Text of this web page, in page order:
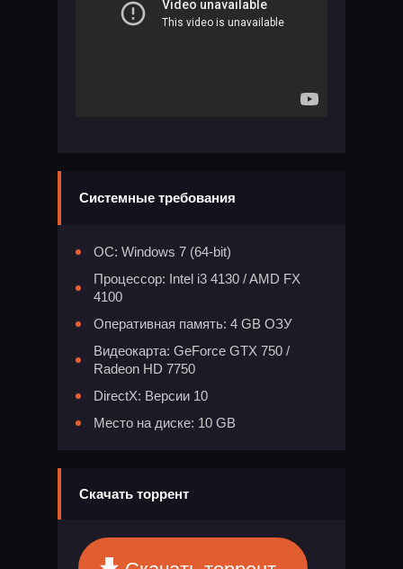
Системные требования
ОС: Windows 7 (64-bit)
Процессор: Intel i3 4130 / AMD FX
4100
Оперативная память: 4 GB ОЗУ
Видеокарта: GeForce GTX 750 /
Radeon HD 7750
DirectX: Версии 10
Место на диске: 10 GB
Скачать торрент